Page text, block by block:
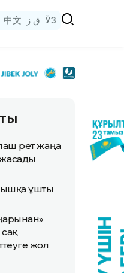
中文 ق ز ЎЗ
рет жаңа
ұшты
жол